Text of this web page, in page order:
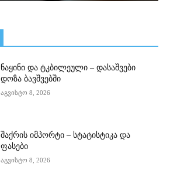
ნაყინი და ტკბილეული – დასაშვები
დოზა ბავშვებში
აგვისტო 8, 2026
შაქრის იმპორტი – სტატისტიკა და
ფასები
აგვისტო 8, 2026